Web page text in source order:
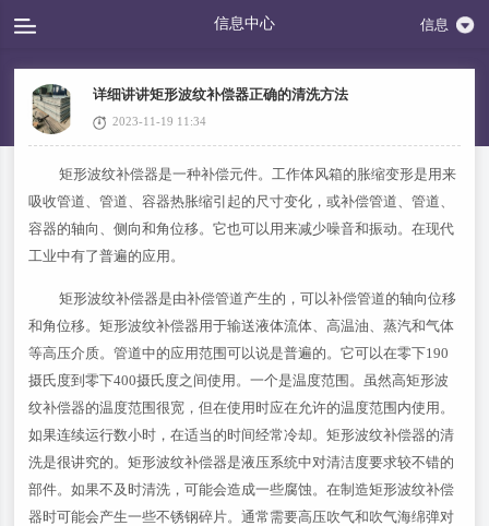
信息中心 信息
详细讲讲矩形波纹补偿器正确的清洗方法
2023-11-19 11:34
矩形波纹补偿器是一种补偿元件。工作体风箱的胀缩变形是用来
吸收管道、管道、容器热胀缩引起的尺寸变化，或补偿管道、管道、
容器的轴向、侧向和角位移。它也可以用来减少噪音和振动。在现代
工业中有了普遍的应用。
矩形波纹补偿器是由补偿管道产生的，可以补偿管道的轴向位移
和角位移。矩形波纹补偿器用于输送液体流体、高温油、蒸汽和气体
等高压介质。管道中的应用范围可以说是普遍的。它可以在零下190
摄氏度到零下400摄氏度之间使用。一个是温度范围。虽然高矩形波
纹补偿器的温度范围很宽，但在使用时应在允许的温度范围内使用。
如果连续运行数小时，在适当的时间经常冷却。矩形波纹补偿器的清
洗是很讲究的。矩形波纹补偿器是液压系统中对清洁度要求较不错的
部件。如果不及时清洗，可能会造成一些腐蚀。在制造矩形波纹补偿
器时可能会产生一些不锈钢碎片。通常需要高压吹气和吹气海绵弹对